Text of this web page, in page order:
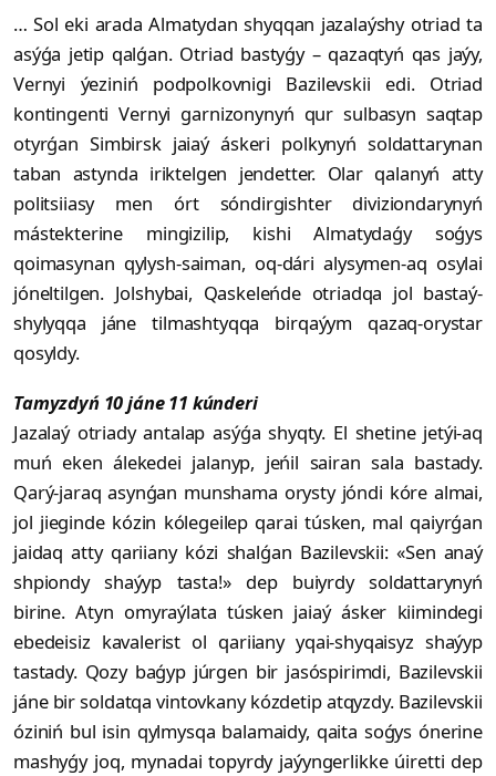
… Sol eki arada Almatydan shyqqan jazalaýshy otriad ta
asýǵa jetip qalǵan. Otriad bastyǵy – qazaqtyń qas jaýy,
Vernyi ýeziniń podpolkovnigi Bazilevskii edi. Otriad
kontingenti Vernyi garni­zony­nyń qur sulbasyn saqtap
otyrǵan Sim­birsk jaiaý áskeri polkynyń soldattarynan
taban astynda iriktelgen jendetter. Olar qalanyń atty
politsiiasy men órt sóndirgishter diviziondarynyń
mástekterine mingizilip, kishi Almatydaǵy soǵys
qoimasynan qylysh-saiman, oq-dári alysymen-aq osylai
jóneltilgen. Jolshybai, Qaskeleńde otriadqa jol bastaý­
shylyqqa jáne tilmashtyqqa bir­qaýym qazaq-orystar
qosyldy.
Tamyzdyń 10 jáne 11 kúnderi
Jazalaý otriady antalap asýǵa shyqty. El shetine jetýi-aq
muń eken álekedei jalanyp, jeńil sairan sala bastady.
Qarý-jaraq asynǵan munshama orysty jóndi kóre almai,
jol jieginde kózin kólegeilep qarai túsken, mal qaiyrǵan
jaidaq atty qariiany kózi shalǵan Bazilevskii: «Sen anaý
shpion­dy shaýyp tasta!» dep buiyrdy soldattarynyń
birine. Atyn omyraýlata túsken jaiaý ásker kiimindegi
ebedeisiz kava­lerist ol qariiany yqai-shyqaisyz shaýyp
tastady. Qozy baǵyp júrgen bir jasós­pirimdi, Bazilevskii
jáne bir soldatqa vin­tovkany kózdetip atqyzdy. Bazilevskii
ózi­niń bul isin qylmysqa balamaidy, qaita soǵys ónerine
mashyǵy joq, mynadai topyr­dy jaýyngerlikke úiretti dep